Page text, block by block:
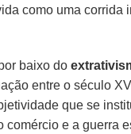
como uma corrida
baixo do
entre o século
que se
comércio e a guerra